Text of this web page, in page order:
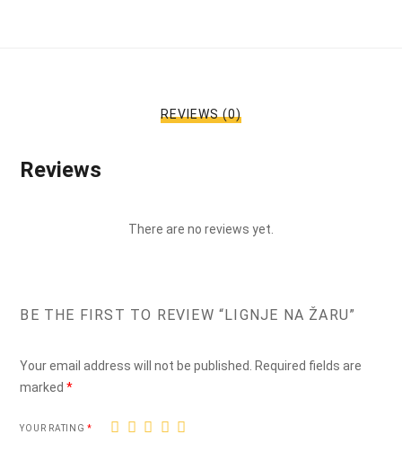
REVIEWS (0)
Reviews
There are no reviews yet.
BE THE FIRST TO REVIEW “LIGNJE NA ŽARU”
Your email address will not be published. Required fields are
marked*
YOUR RATING* 1 2 3 4 5